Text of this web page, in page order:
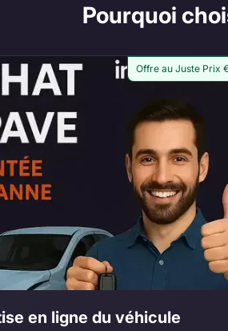
Pourquoi
Offre au Juste Prix
en ligne du véhicule